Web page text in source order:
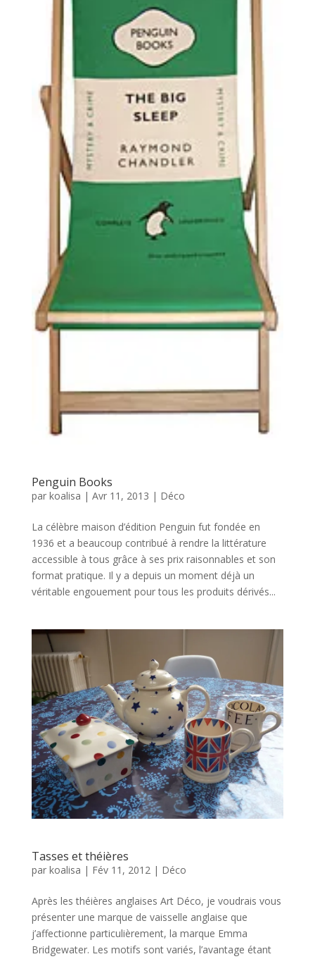
Penguin Books
par koalisa | Avr 11, 2013 | Déco
La célèbre maison d’édition Penguin fut fondée en
1936 et a beaucoup contribué à rendre la littérature
accessible à tous grâce à ses prix raisonnables et son
format pratique. Il y a depuis un moment déjà un
véritable engouement pour tous les produits dérivés...
Tasses et théières
par koalisa | Fév 11, 2012 | Déco
Après les théières anglaises Art Déco, je voudrais vous
présenter une marque de vaisselle anglaise que
j’affectionne particulièrement, la marque Emma
Bridgewater. Les motifs sont variés, l’avantage étant